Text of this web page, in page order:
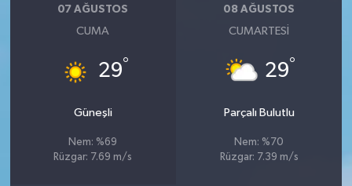
07 AĞUSTOS
CUMA
29°
Güneşli
Nem: %69
Rüzgar: 7.69 m/s
08 AĞUSTOS
CUMARTESI
29°
Parçalı Bulutlu
Nem: %70
Rüzgar: 7.39 m/s